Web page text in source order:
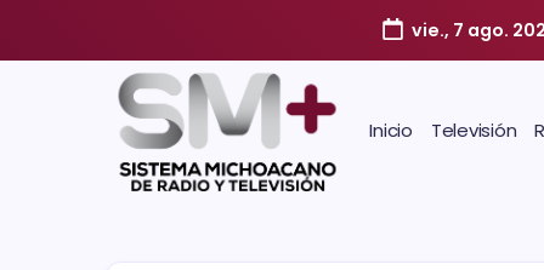
vie., 7 ago.
Inicio Televisión